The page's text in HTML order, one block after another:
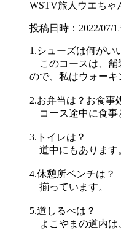
WSTV旅人ウエちゃ
投稿日時：2022/07/
1.シューズは何がい
このコースは、舗
ので、私はウォーキ
2.お弁当は？お食事
コース途中に食事
3.トイレは？
道中にもあります
4.休憩所ベンチは？
揃っています。
5.道しるべは？
よこやまの道内は